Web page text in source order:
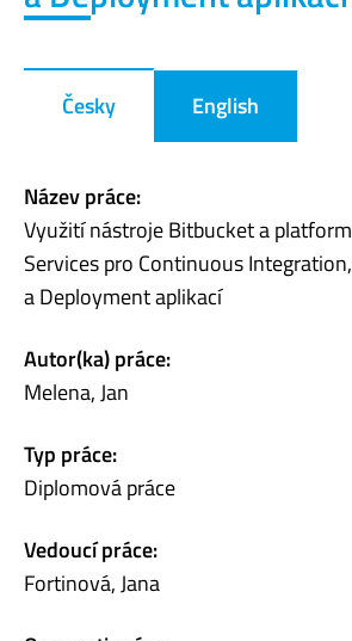
Česky English
Název práce:
Využití nástroje Bitbucket a
Services pro Continuous
a Deployment aplikací
Autor(ka) práce:
Melena, Jan
Typ práce:
Diplomová práce
Vedoucí práce:
Fortinová, Jana